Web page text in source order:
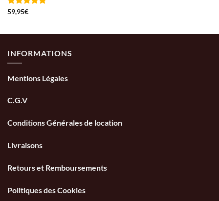
Note5.00
59,95€
INFORMATIONS
Mentions Légales
C.G.V
Conditions Générales de location
Livraisons
Retours et Remboursements
Politiques des Cookies